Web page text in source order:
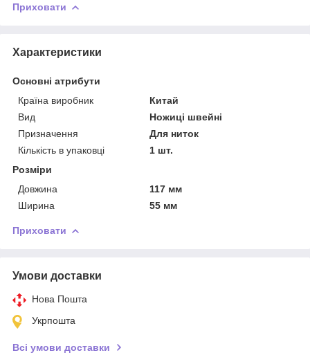
Приховати
Характеристики
Основні атрибути
Країна виробник
Китай
Вид
Ножиці швейні
Призначення
Для ниток
Кількість в упаковці
1 шт.
Розміри
Довжина
117 мм
Ширина
55 мм
Приховати
Умови доставки
Нова Пошта
Укрпошта
Всі умови доставки